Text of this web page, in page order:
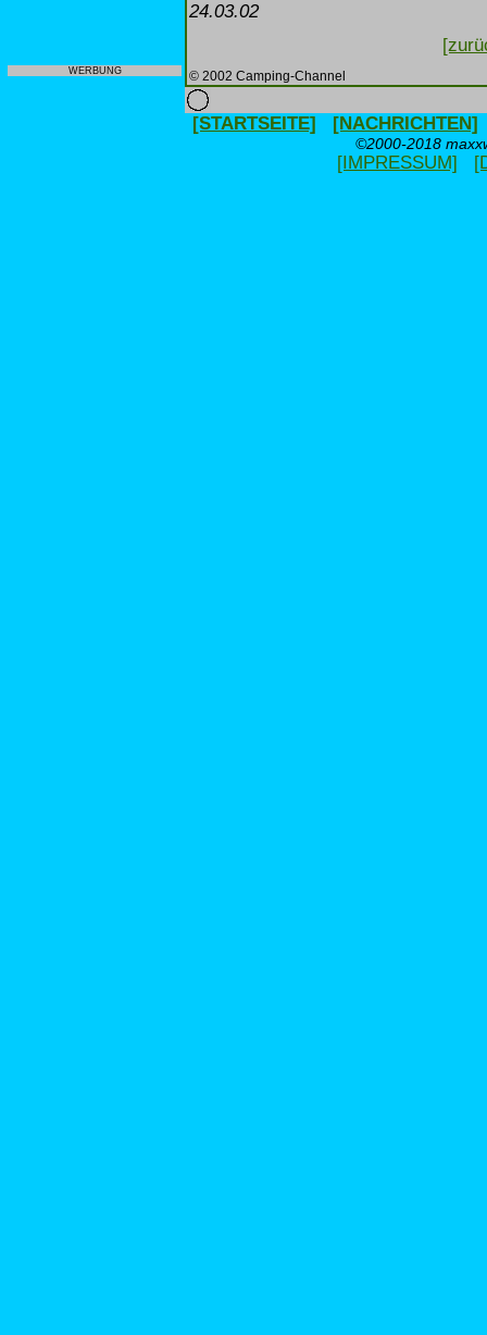
WERBUNG
24.03.02
© 2002 Camping-Channel
[STARTSEITE] [NACHRICHTEN]
©2000-2018
[IMPRESSUM]